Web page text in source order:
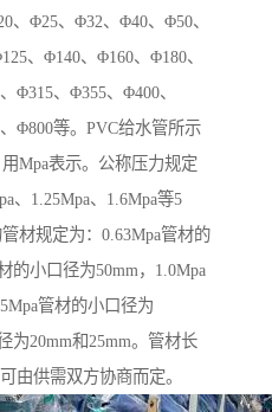
、Φ25、Φ32、Φ40、Φ50、
、Φ140、Φ160、Φ180、
Φ315、Φ355、Φ400、
Φ800等。PVC给水管所示
Mpa表示。公称压力规定
、1.25Mpa、1.6Mpa等5
材规定为：0.63Mpa管材的
的小口径为50mm，1.0Mpa
管材的小口径为
为20mm和25mm。管材长
由供需双方协商而定。